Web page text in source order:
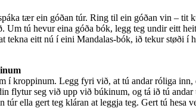
tær ein góðan túr. Ring til ein góðan vin – tit
tú hevur eina góða bók, legg teg undir eitt
tekna eitt nú í eini Mandalas-bók, ið tekur
í kroppinum. Legg fyri við, at tú andar róliga
flytur seg við upp við búkinum, og tá ið tú
túr ella gert teg kláran at leggja teg. Gert tú